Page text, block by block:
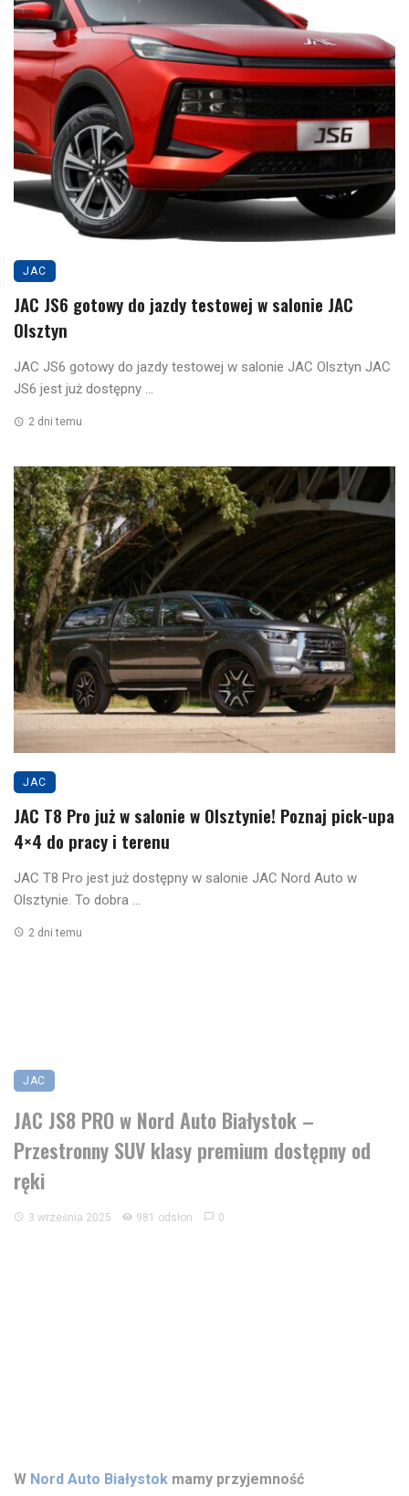
JAC
JAC JS6 gotowy do jazdy testowej w salonie JAC
Olsztyn
JAC JS6 gotowy do jazdy testowej w salonie JAC Olsztyn JAC
JS6 jest już dostępny ...
2 dni temu
JAC
JAC T8 Pro już w salonie w Olsztynie! Poznaj pick-upa
4×4 do pracy i terenu
JAC T8 Pro jest już dostępny w salonie JAC Nord Auto w
Olsztynie. To dobra ...
2 dni temu
JAC
JAC JS8 PRO w Nord Auto Białystok –
Przestronny SUV klasy premium dostępny od
ręki
3 września 2025 981 odsłon 0
W Nord Auto Białystok mamy przyjemność